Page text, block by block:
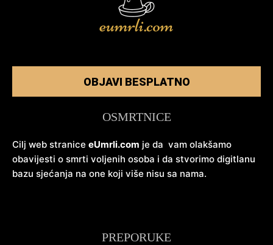
OBJAVI BESPLATNO
OSMRTNICE
Cilj web stranice eUmrli.com je da vam olakšamo
obavijesti o smrti voljenih osoba i da stvorimo digitlanu
bazu sjećanja na one koji više nisu sa nama.
PREPORUKE